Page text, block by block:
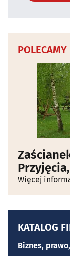
POLECAMY
Więcej
KATALOG
Biznes,